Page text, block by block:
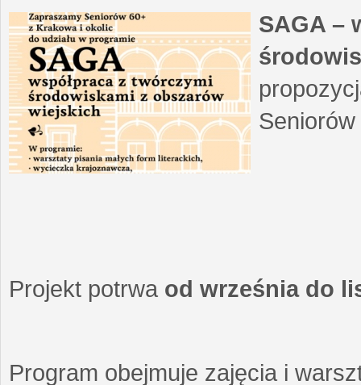
SAGA –
Projekt potrwa od września do
Program obejmuje zajęcia i